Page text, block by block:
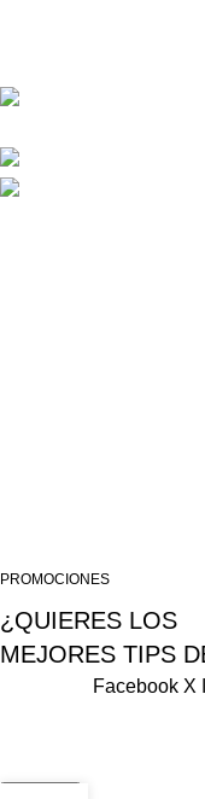
PROMOCIONES
¿QUIERES LOS
MEJORES TIPS
Facebook X